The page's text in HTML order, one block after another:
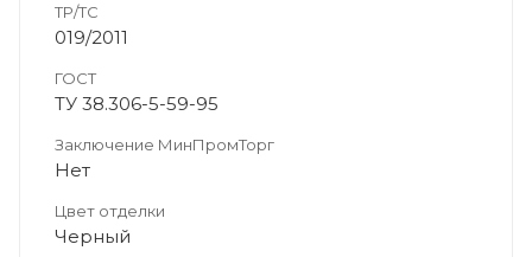
ТР/ТС
019/2011
ГОСТ
ТУ 38.306-5-59-95
Заключение МинПромТорг
Нет
Цвет отделки
Черный